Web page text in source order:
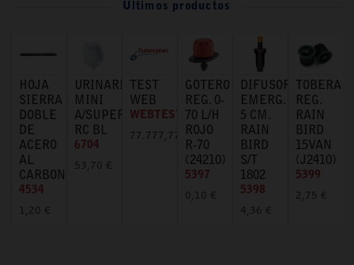
Últimos productos
HOJA
SIERRA
DOBLE
DE
ACERO
AL
CARBONO
4534
1,20 €
URINARIO
MINI
A/SUPERIOR
RC BL
6704
53,70 €
TEST
WEB
WEBTEST
77.777,77 €
GOTERO
REG. 0-
70 L/H
ROJO
R-70
(24210)
5397
0,10 €
DIFUSOR
EMERG.
5 CM.
RAIN
BIRD
S/T
1802
5398
4,36 €
TOBERA
REG.
RAIN
BIRD
15VAN
(J2410)
5399
2,75 €